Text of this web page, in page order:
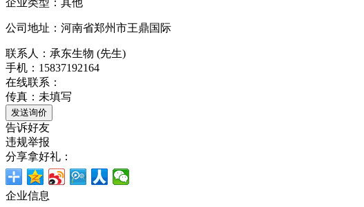
企业类型：其他
公司地址：河南省郑州市王鼎国际
联系人：承东生物 (先生)
手机：15837192164
在线联系：
传真：未填写
告诉好友
违规举报
分享拿好礼：
企业信息